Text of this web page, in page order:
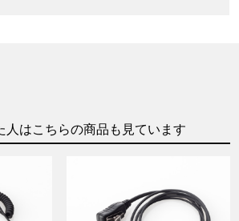
人はこちらの商品も見ています